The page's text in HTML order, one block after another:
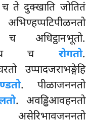
ते दुक्खाति जोतितं
अधिट्ठानभूतो.
च रोगतो.
उप्पादजराभङ्गेहि
. पीळाजननतो
. अवड्ढिआवहनतो